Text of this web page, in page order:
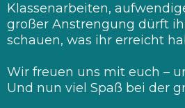
Klassenarbeiten,
großer Anstrengung dürft
schauen, was ihr erreicht
Wir freuen uns mit euch –
Und nun viel Spaß bei der